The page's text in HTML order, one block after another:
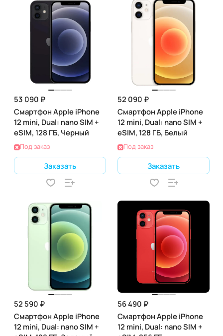
53 090 ₽
Смартфон Apple iPhone
12 mini, Dual: nano SIM +
eSIM, 128 ГБ, Черный
Под заказ
Заказать
52 090 ₽
Смартфон Apple iPhone
12 mini, Dual: nano SIM +
eSIM, 128 ГБ, Белый
Под заказ
Заказать
52 590 ₽
Смартфон Apple iPhone
12 mini, Dual: nano SIM +
56 490 ₽
Смартфон Apple iPhone
12 mini, Dual: nano SIM +